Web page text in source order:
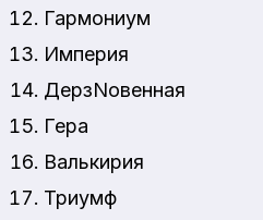
Гармониум
Империя
ДерзNовенная
Гера
Валькирия
Триумф